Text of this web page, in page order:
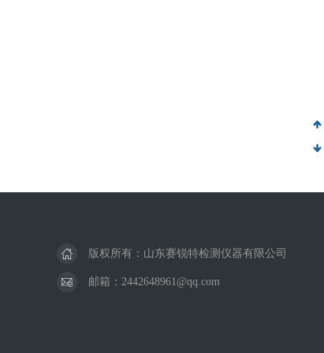
版权所有：山东赛锐特检测仪器有限公司
邮箱：2442648961@qq.com